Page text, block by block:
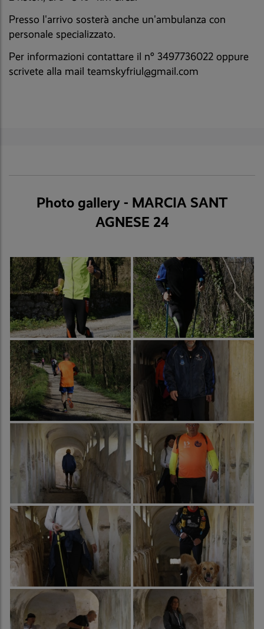
Presso l'arrivo sosterà anche un'ambulanza con
personale specializzato.
Per informazioni contattare il n° 3497736022 oppure
scrivete alla mail teamskyfriul@gmail.com
Photo gallery - MARCIA SANT
AGNESE 24